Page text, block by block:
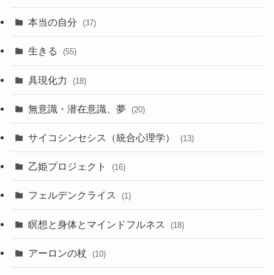
本当の自分 (37)
生きる (55)
具現化力 (18)
無意識・潜在意識、夢 (20)
サイコシンセシス（統合心理学） (13)
乙姫プロジェクト (16)
フェルデンクライス (1)
瞑想と身体とマインドフルネス (18)
アーロンの杖 (10)